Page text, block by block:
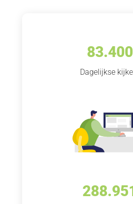
83.400
Dagelijkse